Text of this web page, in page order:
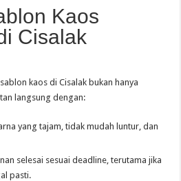
Kaos
Cisalak
kaos di Cisalak bukan hanya
langsung dengan:
yang tajam, tidak mudah luntur, dan
selesai sesuai deadline, terutama jika
pasti.